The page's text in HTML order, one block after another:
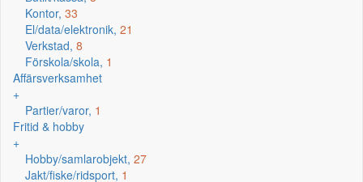
Kontor, 33
El/data/elektronik, 21
Verkstad, 8
Förskola/skola, 1
Affärsverksamhet
+
Partier/varor, 1
Fritid & hobby
+
Hobby/samlarobjekt, 27
Jakt/fiske/ridsport, 1